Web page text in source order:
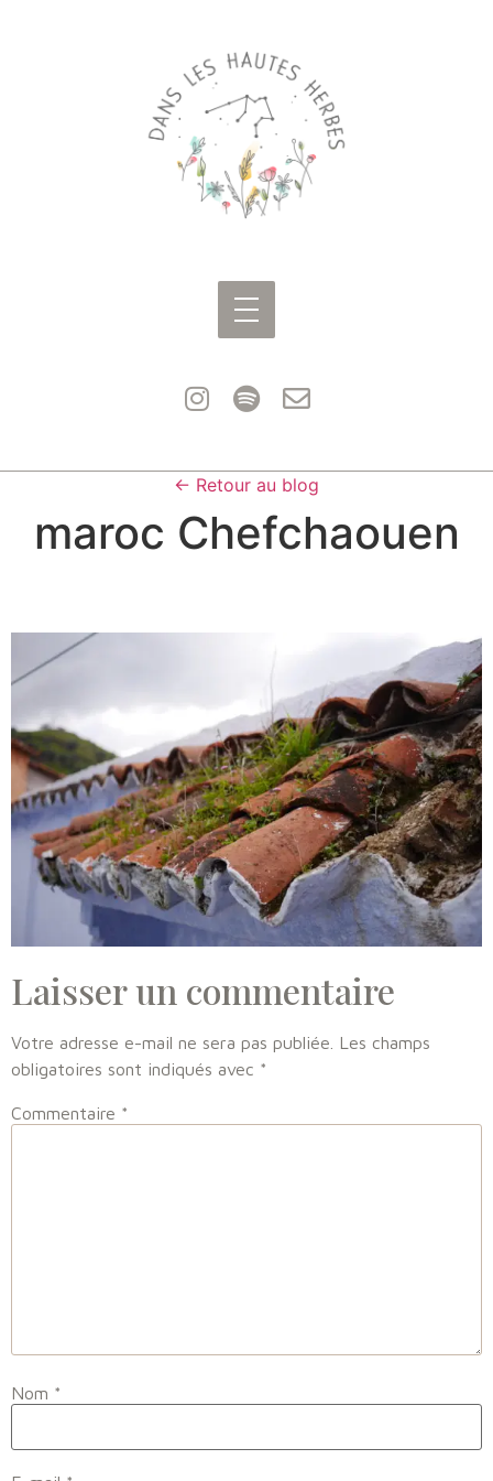
← Retour au blog
maroc Chefchaouen
Laisser un commentaire
Votre adresse e-mail ne sera pas publiée. Les champs
obligatoires sont indiqués avec *
Commentaire *
Nom *